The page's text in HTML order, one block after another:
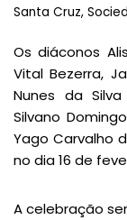
Santa Cruz,
Os diáconos
Vital Bezerra,
Nunes da
Silvano
Yago Carvalho
no dia 16 de
A celebração